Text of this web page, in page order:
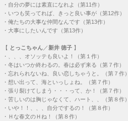
・ 自分の夢には素直になれよ（第11作）
・ いつも笑ってれば、きっと良い事が（第12作）
・ 俺たちの大事な仲間なんです（第13作）
・ 大事にしたいんです（第13作）
【 とっこちゃん ／新井 徳子 】
・
、、、オソッテも良いよ！（第１作）
・ 冬はいつか終わるの。春は必ず来る（第７作）
・ 忘れられないね、良い恋しちゃうと。（第７作）
・ 想い出って、海といっしょね。（第７作）
・ 張り裂けてしまう・・・って、か！（第７作）
・ 苦しいのは胸じゃなくて、ハート、、（第８作）
・ いや！！、、、自分でするの！（第８作）
・ Ｈな春文のＨね！（第８作）